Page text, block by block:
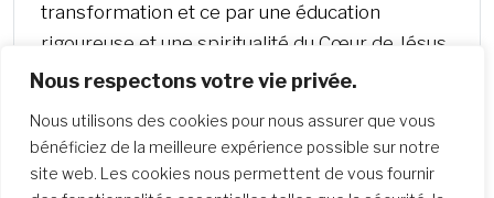
Nous respectons votre vie privée.
Nous utilisons des cookies pour nous assurer que vous
bénéficiez de la meilleure expérience possible sur notre
site web. Les cookies nous permettent de vous fournir
transformation et ce par une éducation
rigoureuse et une spiritualité du Cœur de Jésus.
Sophie et quatre de ses compagnes firent
une forme de vie religieuse alliant le
contemplatif et l’apostolique….